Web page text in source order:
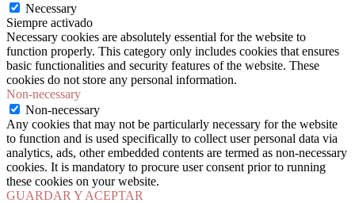
Necessary
Siempre activado
Necessary cookies are absolutely essential for the website to
function properly. This category only includes cookies that ensures
basic functionalities and security features of the website. These
cookies do not store any personal information.
Non-necessary
Non-necessary
Any cookies that may not be particularly necessary for the website
to function and is used specifically to collect user personal data via
analytics, ads, other embedded contents are termed as non-necessary
cookies. It is mandatory to procure user consent prior to running
these cookies on your website.
GUARDAR Y ACEPTAR